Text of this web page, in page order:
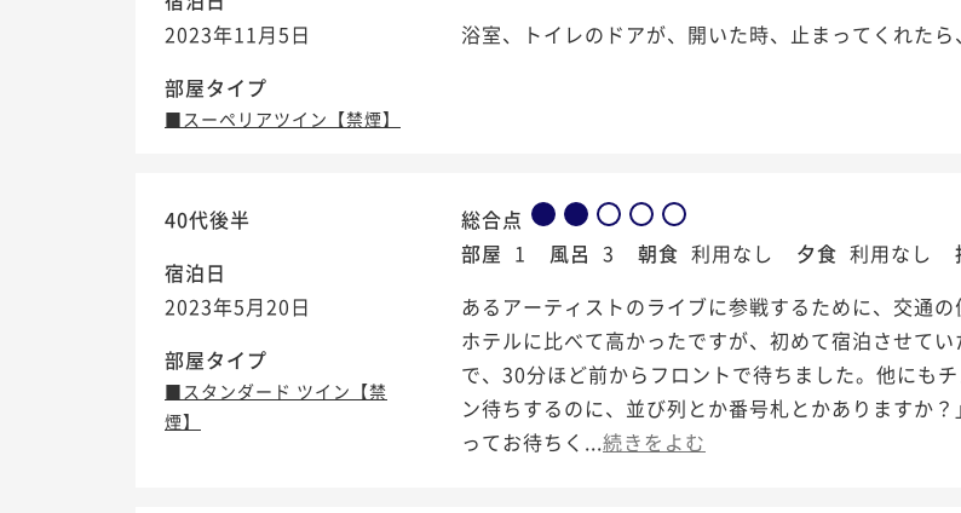
2023年11月5日
部屋タイプ
■スーペリアツイン【禁煙】
浴室、トイレのドアが、開いた時、止まってくれたら
40代後半
宿泊日
2023年5月20日
部屋タイプ
■スタンダード ツイン【禁
煙】
総合点
部屋 1 風呂 3 朝食 利用なし 夕食 利用なし
あるアーティストのライブに参戦するために、交通
ホテルに比べて高かったですが、初めて宿泊させて
で、30分ほど前からフロントで待ちました。他にも
ン待ちするのに、並び列とか番号札とかありますか
ってお待ちく...続きをよむ